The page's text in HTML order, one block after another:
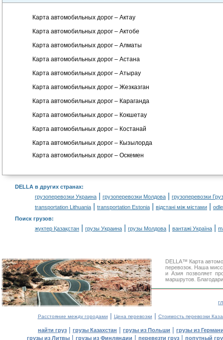
Карта автомобильных дорог – Актау
Карта автомобильных дорог – Актобе
Карта автомобильных дорог – Алматы
Карта автомобильных дорог – Астана
Карта автомобильных дорог – Атырау
Карта автомобильных дорог – Жезказган
Карта автомобильных дорог – Караганда
Карта автомобильных дорог – Кокшетау
Карта автомобильных дорог – Костанай
Карта автомобильных дорог – Кызылорда
Карта автомобильных дорог – Оскемен
DELLA в других странах:
грузоперевозки Украина
грузоперевозки Молдова
грузоперевозки
transportation Lithuania
transportation Estonia відстані між містами
Поиск грузов:
жүктер Қазақстан
грузы Украина грузы Молдова вантажі Україна
DELLA™ Карта
перевозок. Наша
и Азия позволяет
маршрутов.
Расстояние между городами | Цена перевозки | Стоимость перевозки
найти груз | грузы Казахстан | грузы из Польши | грузы из
грузы из Литвы| грузы из Финляндии | перевезти груз| попутный